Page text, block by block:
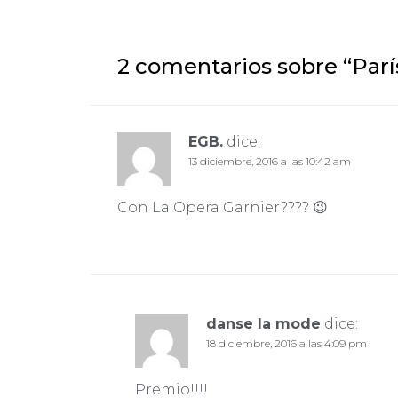
entradas
2 comentarios sobre “
EGB. dice:
13 diciembre, 2016 a las 10:42 am
Con La Opera Garnier???? 😉
danse la mode dice:
18 diciembre, 2016 a las 4:09 pm
Premio!!!!